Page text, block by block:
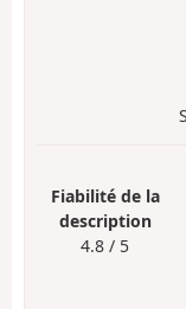
Fiabilité de la
description
4.8 / 5